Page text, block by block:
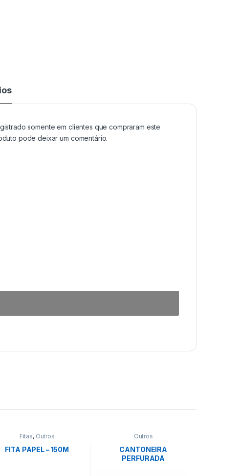
somente em clientes que compraram este
pode deixar um comentário.
Fitas, Outros
FITA PAPEL – 150M
Outros
CANTONEIRA
PERFURADA